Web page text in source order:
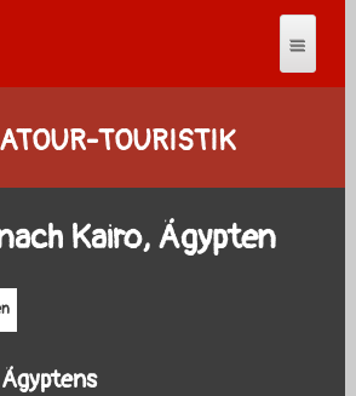
TOURISTIK
Kairo, Ägypten